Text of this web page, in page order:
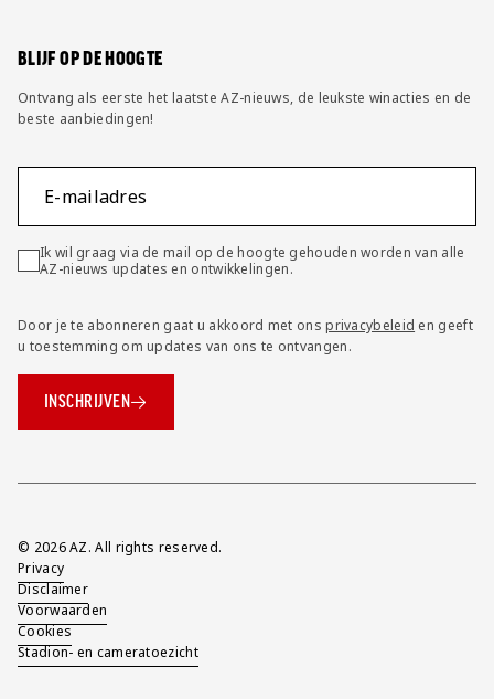
BLIJF OP DE HOOGTE
Ontvang als eerste het laatste AZ-nieuws, de leukste winacties en de
beste aanbiedingen!
E-mailadres
Ik wil graag via de mail op de hoogte gehouden worden van alle
AZ-nieuws updates en ontwikkelingen.
Door je te abonneren gaat u akkoord met onsprivacybeleid en geeft
u toestemming om updates van ons te ontvangen.
INSCHRIJVEN
Overig
© 2026 AZ. All rights reserved.
Privacy
Disclaimer
Voorwaarden
Cookies
Stadion- en cameratoezicht